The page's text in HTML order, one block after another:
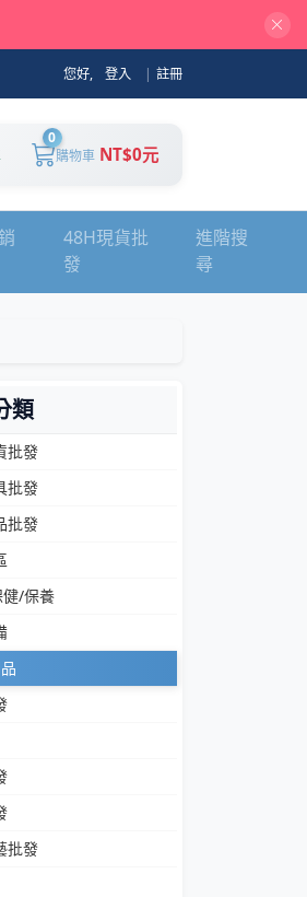
您好, 登入 | 註冊
0
購物車 NT$0元
48H現貨批
發
進階搜
尋
類
批發
批發
批發
/保養
批發